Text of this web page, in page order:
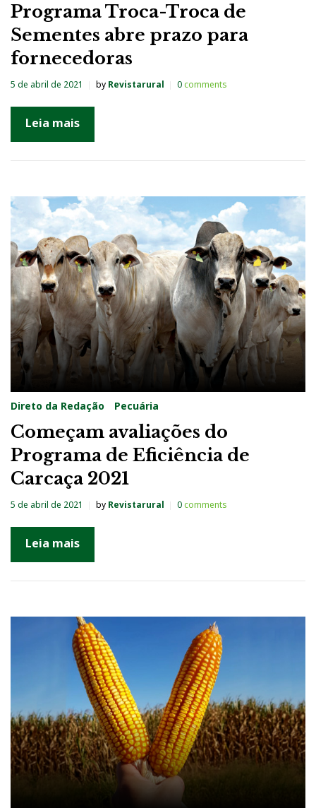
Programa Troca-Troca de
Sementes abre prazo para
fornecedoras
5 de abril de 2021 by Revistarural 0comments
Leia mais
Direto da Redação Pecuária
Começam avaliações do
Programa de Eficiência de
Carcaça 2021
5 de abril de 2021 by Revistarural 0comments
Leia mais